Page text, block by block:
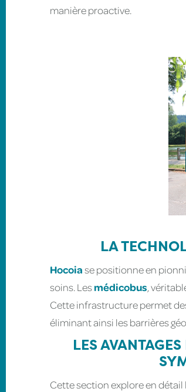
manière proactive.
LA
Hocoiase positionne en
soins. Lesmédicobus,
Cette infrastructure permet
éliminant ainsi les barrières
LES
Cette section explore en